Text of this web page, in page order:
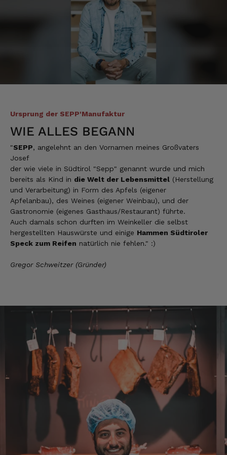
Ursprung der SEPP'Manufaktur
WIE ALLES BEGANN
"SEPP, angelehnt an den Vornamen meines Großvaters
Josef
der wie viele in Südtirol "Sepp" genannt wurde und mich
bereits als Kind in die Welt der Lebensmittel (Herstellung
und Verarbeitung) in Form des Apfels (eigener
Apfelanbau), des Weines (eigener Weinbau), und der
Gastronomie (eigenes Gasthaus/Restaurant) führte.
Auch damals schon durften im Weinkeller die selbst
hergestellten Hauswürste und einige Hammen Südtiroler
Speck zum Reifen natürlich nie fehlen." :)
Gregor Schweitzer (Gründer)
Verifizierter Kunde
Schmeckt alles sehe lecker würde und werde
immer wieder bestellen. 👍🤤🤤❤️
Ellen
Eurer Speck 🥓 ist einfach zum reinknien. Der
Wolfgang
Verifizierter Kunde
Qualität, Geschmack die Lieferung und die
Verpackung, alles super. Bei kleinen
Problemen wurde sofort geholfen. Hier kann
man ohne bedenken bestellen.
Lieferung. Produkte auch lange haltbar.
Bernhard
Verifizierter Kunde
Die Ware wurde sehr schnell geliefert und ich
habe sie dann auch gleich probiert und es ist
natürlich ein wunderbarer Geschmack aus
Tirol und ich bin froh, dass sie so eine gute
Qualität liefert